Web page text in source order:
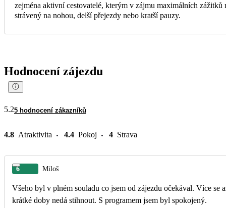
zejména aktivní cestovatelé, kterým v zájmu maximálních zážitků
strávený na nohou, delší přejezdy nebo kratší pauzy.
Hodnocení zájezdu
5.25 hodnocení zákazníků
4.8 Atraktivita 4.4 Pokoj 4 Strava
6 Miloš
Všeho byl v plném souladu co jsem od zájezdu očekával. Více se
krátké doby nedá stihnout. S programem jsem byl spokojený.